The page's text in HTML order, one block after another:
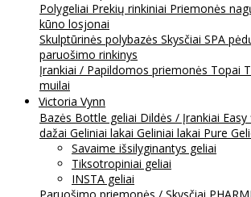
Polygeliai Prekių rinkiniai Priemonės
kūno losjonai
Skulptūrinės polybazės Skysčiai SPA
paruošimo rinkinys
Įrankiai / Papildomos priemonės Topai
muilai
Victoria Vynn
Bazės Bottle geliai Dildės / Įrankiai
dažai Geliniai lakai Geliniai lakai Pure
Savaime išsilyginantys geliai
Tiksotropiniai geliai
INSTA geliai
Paruošimo priemonės / Skysčiai